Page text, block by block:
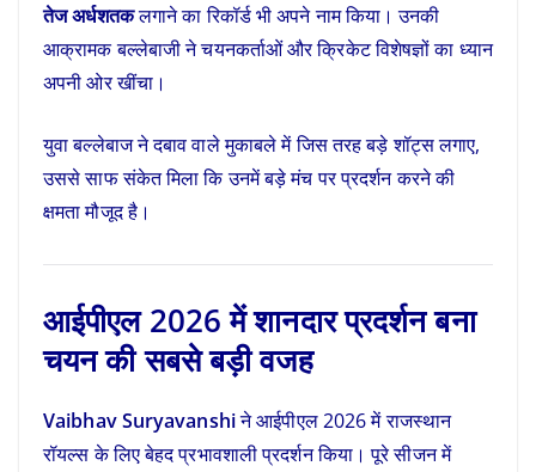
तेज अर्धशतकलगाने का रिकॉर्ड भी अपने नाम किया। उनकी
आक्रामक बल्लेबाजी ने चयनकर्ताओं और क्रिकेट विशेषज्ञों का ध्यान
अपनी ओर खींचा।
युवा बल्लेबाज ने दबाव वाले मुकाबले में जिस तरह बड़े शॉट्स लगाए,
उससे साफ संकेत मिला कि उनमें बड़े मंच पर प्रदर्शन करने की
क्षमता मौजूद है।
आईपीएल 2026 में शानदार प्रदर्शन बना
चयन की सबसे बड़ी वजह
Vaibhav Suryavanshiने आईपीएल 2026 में राजस्थान
रॉयल्स के लिए बेहद प्रभावशाली प्रदर्शन किया। पूरे सीजन में